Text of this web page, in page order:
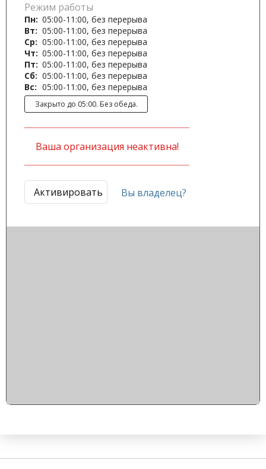
Режим работы
Пн: 05:00-11:00, без перерыва
Вт: 05:00-11:00, без перерыва
Ср: 05:00-11:00, без перерыва
Чт: 05:00-11:00, без перерыва
Пт: 05:00-11:00, без перерыва
Сб: 05:00-11:00, без перерыва
Вс: 05:00-11:00, без перерыва
Закрыто до 05:00. Без обеда.
Ваша организация неактивна!
Активировать Вы владелец?